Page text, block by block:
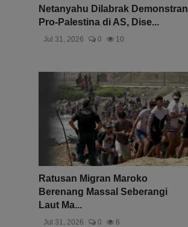
Netanyahu Dilabrak Demonstran
Pro-Palestina di AS, Dise...
Jul 31, 2026 0 10
Ratusan Migran Maroko
Berenang Massal Seberangi
Laut Ma...
Jul 31, 2026 0 6